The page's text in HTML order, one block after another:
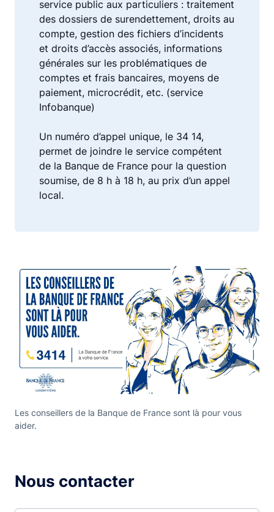
service public aux particuliers : traitement
des dossiers de surendettement, droits au
compte, gestion des fichiers d’incidents
et droits d’accès associés, informations
générales sur les problématiques de
comptes et frais bancaires, moyens de
paiement, microcrédit, etc. (service
Infobanque)
Un numéro d’appel unique, le 34 14,
permet de joindre le service compétent
de la Banque de France pour la question
soumise, de 8 h à 18 h, au prix d’un appel
local.
Les conseillers de la Banque de France sont là pour vous
aider.
Nous contacter